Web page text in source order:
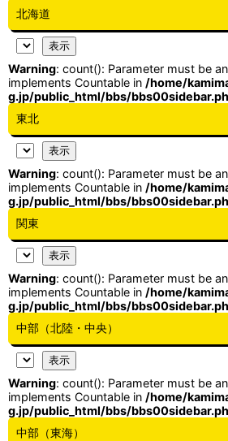
北海道
Warning: count(): Parameter must be
implements Countable in /home/
g.jp/public_html/bbs/
東北
Warning: count(): Parameter must be
implements Countable in /home/
g.jp/public_html/bbs/
関東
Warning: count(): Parameter must be
implements Countable in /home/
g.jp/public_html/bbs/
中部（北陸・中央）
Warning: count(): Parameter must be
implements Countable in /home/
g.jp/public_html/bbs/
中部（東海）